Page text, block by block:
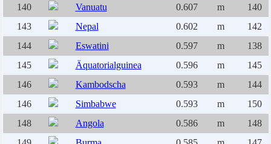
140
Vanuatu 0.607 m
140
143
Nepal 0.602 m
142
144
Eswatini 0.597 m
138
145
Äquatorialguinea 0.596 m
145
146
Kambodscha 0.593 m
144
146
Simbabwe 0.593 m
150
148
Angola 0.586 m
148